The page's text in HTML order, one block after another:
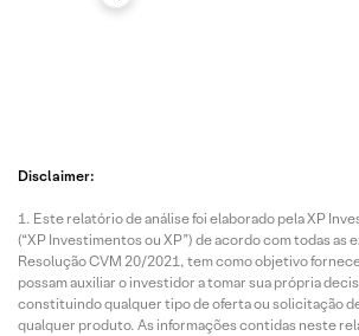
Disclaimer:
Este relatório de análise foi elaborado pela XP
(“XP Investimentos ou XP”) de acordo com todas as
Resolução CVM 20/2021, tem como objetivo
possam auxiliar o investidor a tomar sua própria
constituindo qualquer tipo de oferta ou solicitação
qualquer produto. As informações contidas neste